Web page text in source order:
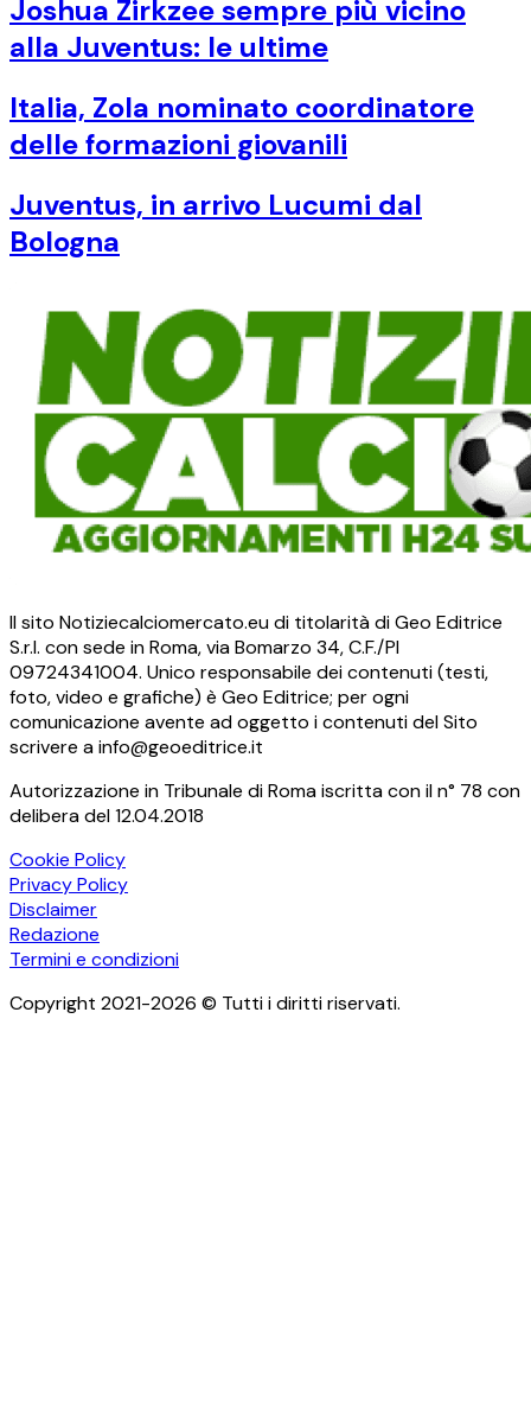
Joshua Zirkzee sempre più vicino
alla Juventus: le ultime
Italia, Zola nominato coordinatore
delle formazioni giovanili
Juventus, in arrivo Lucumi dal
Bologna
Il sito Notiziecalciomercato.eu di titolarità di Geo Editrice
S.r.l. con sede in Roma, via Bomarzo 34, C.F./PI
09724341004. Unico responsabile dei contenuti (testi,
foto, video e grafiche) è Geo Editrice; per ogni
comunicazione avente ad oggetto i contenuti del Sito
scrivere a info@geoeditrice.it
Autorizzazione in Tribunale di Roma iscritta con il n° 78 con
delibera del 12.04.2018
Cookie Policy
Privacy Policy
Disclaimer
Redazione
Termini e condizioni
Copyright 2021-2026 © Tutti i diritti riservati.